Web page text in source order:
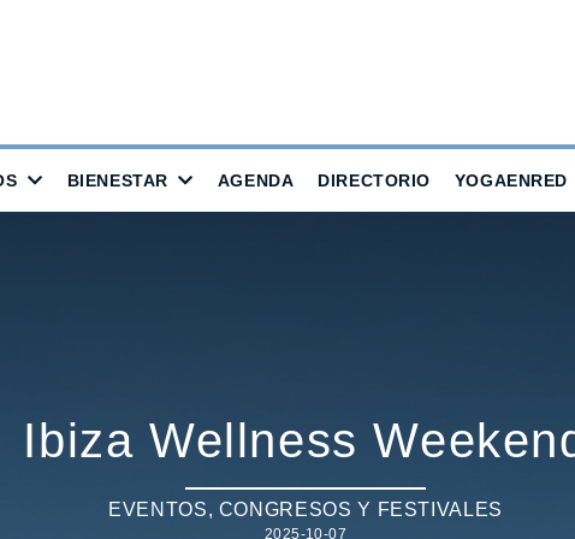
BIENESTAR AGENDA DIRECTORIO YOGAENRED
Ibiza Wellness
EVENTOS, CONGRESOS Y FESTIVALES
2025-10-07